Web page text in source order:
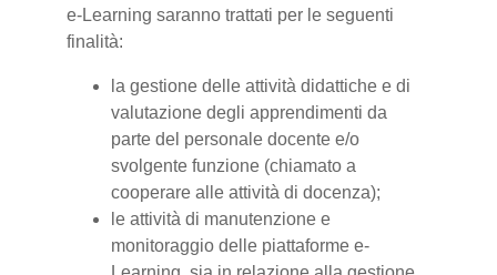
e-Learning saranno trattati per le seguenti
finalità:
la gestione delle attività didattiche e di
valutazione degli apprendimenti da
parte del personale docente e/o
svolgente funzione (chiamato a
cooperare alle attività di docenza);
le attività di manutenzione e
monitoraggio delle piattaforme e-